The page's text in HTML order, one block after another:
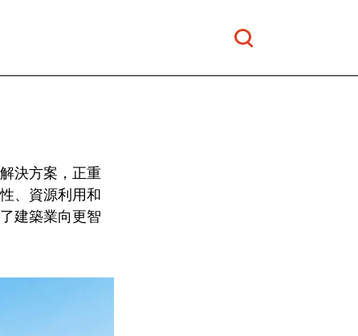
決方案，正重
、資源利用和
建築業向更智